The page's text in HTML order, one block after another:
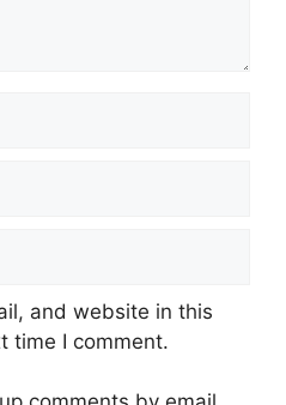
and website in this
time I comment.